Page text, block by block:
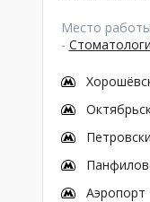
Место
-
Аэропорт